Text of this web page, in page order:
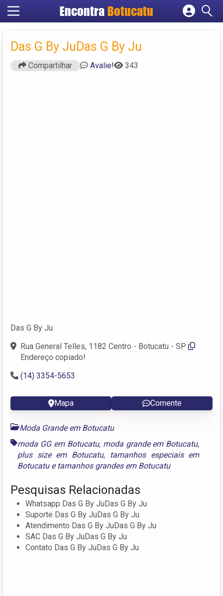
EncontraBotucatu
Cadastrar empresa
Criar conta
Das G By JuDas G By Ju
Compartilhar Avalie! 343
Das G By Ju
Rua General Telles, 1182 Centro - Botucatu - SP
Endereço copiado!
(14) 3354-5653
Mapa Comente
Moda Grande em Botucatu
moda GG em Botucatu, moda grande em Botucatu,
plus size em Botucatu,
tamanhos especiais em
Botucatue tamanhos grandes em Botucatu
Pesquisas Relacionadas
Whatsapp Das G By JuDas G By Ju
Suporte Das G By JuDas G By Ju
Atendimento Das G By JuDas G By Ju
SAC Das G By JuDas G By Ju
Contato Das G By JuDas G By Ju